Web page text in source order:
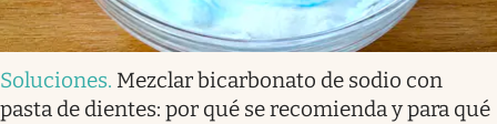
Soluciones. Mezclar bicarbonato de sodio con
pasta de dientes: por qué se recomienda y para qué